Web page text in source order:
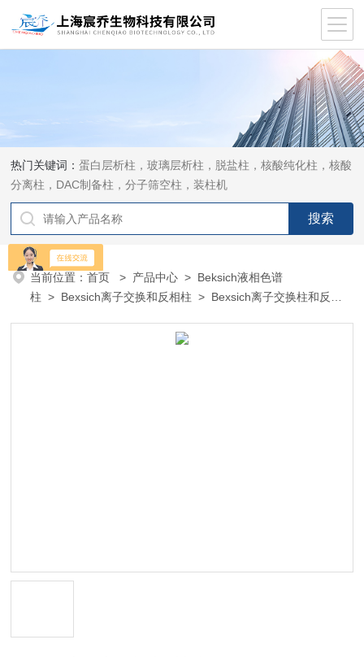
热门关键词：蛋白层析柱，玻璃层析柱，脱盐柱，核酸纯化柱，核酸
分离柱，DAC制备柱，分子筛空柱，装柱机
当前位置：首页 > 产品中心 > Beksich液相色谱
柱 > Bexsich离子交换和反相柱 > Bexsich离子交换柱和反相